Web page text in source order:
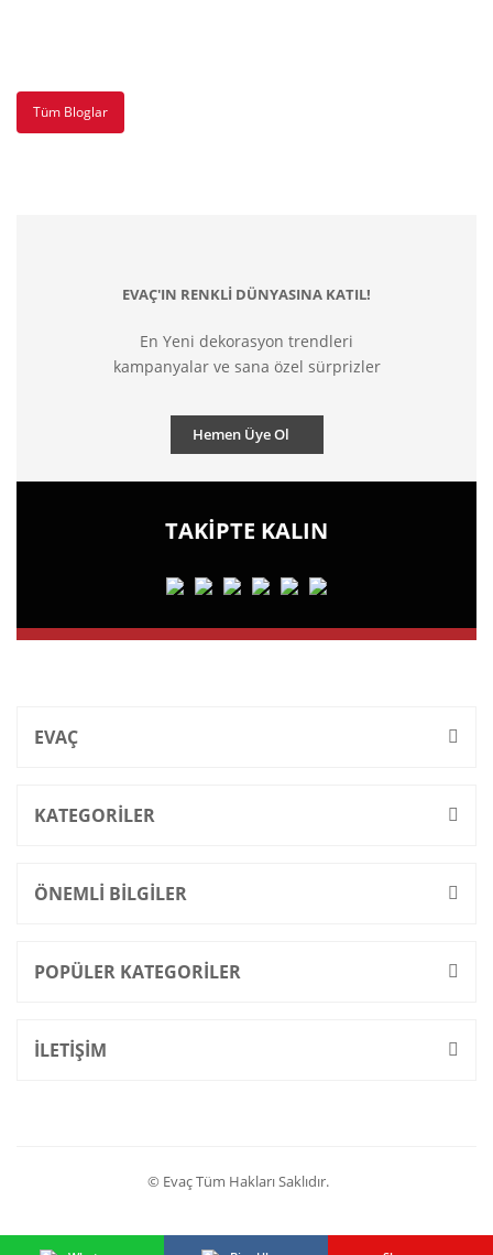
Tüm Bloglar
EVAÇ'IN RENKLİ DÜNYASINA KATIL!
En Yeni dekorasyon trendleri
kampanyalar ve sana özel sürprizler
Hemen Üye Ol
TAKİPTE KALIN
EVAÇ
KATEGORİLER
ÖNEMLİ BİLGİLER
POPÜLER KATEGORİLER
İLETİŞİM
© Evaç Tüm Hakları Saklıdır.